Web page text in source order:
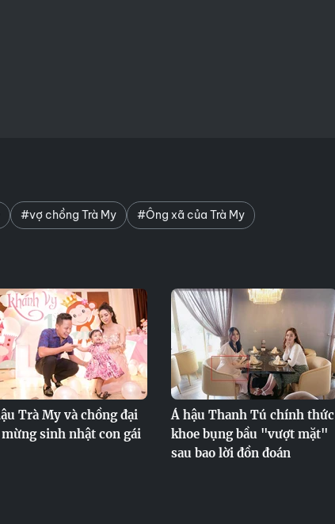
#vợ chồng Trà My #Ông xã của Trà My
Trà My và chồng đại
sinh nhật con gái
Á hậu Thanh Tú chính thức
khoe bụng bầu "vượt mặt"
sau bao lời đồn đoán